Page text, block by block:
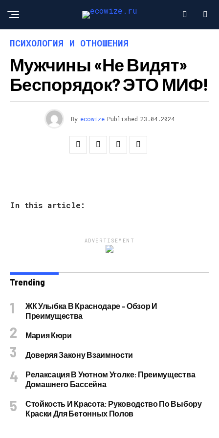
ПСИХОЛОГИЯ И ОТНОШЕНИЯ
Мужчины «не Видят»
Беспорядок? ЭТО МИФ!
By ecowize Published 23.04.2024
In this article:
ADVERTISEMENT
Trending
ЖК Улыбка В Краснодаре – Обзор И
Преимущества
Мария Кюри
Доверяя Закону Взаимности
Релаксация В Уютном Уголке: Преимущества
Домашнего Бассейна
Стойкость И Красота: Руководство По Выбору
Краски Для Бетонных Полов